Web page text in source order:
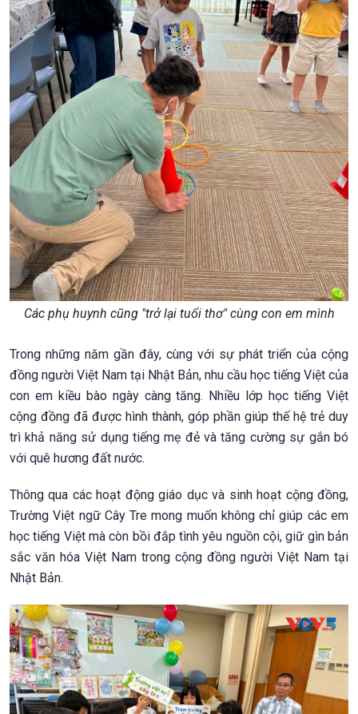
Các phụ huynh cũng "trở lại tuổi thơ" cùng con em mình
Trong những năm gần đây, cùng với sự phát triển của cộng
đồng người Việt Nam tại Nhật Bản, nhu cầu học tiếng Việt của
con em kiều bào ngày càng tăng. Nhiều lớp học tiếng Việt
cộng đồng đã được hình thành, góp phần giúp thế hệ trẻ duy
trì khả năng sử dụng tiếng mẹ đẻ và tăng cường sự gắn bó
với quê hương đất nước.
Thông qua các hoạt động giáo dục và sinh hoạt cộng đồng,
Trường Việt ngữ Cây Tre mong muốn không chỉ giúp các em
học tiếng Việt mà còn bồi đắp tình yêu nguồn cội, giữ gìn bản
sắc văn hóa Việt Nam trong cộng đồng người Việt Nam tại
Nhật Bản.